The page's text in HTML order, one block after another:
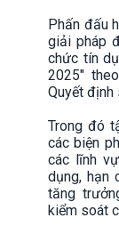
Phấn đấu
giải pháp
chức tín
2025"
Quyết
Trong đó
các biện
các lĩnh
dụng, hạn
tăng
kiểm soát